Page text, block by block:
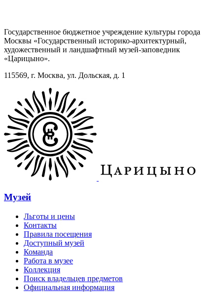
Государственное бюджетное учреждение культуры города
Москвы «Государственный историко-архитектурный,
художественный и ландшафтный музей-заповедник
«Царицыно».
115569, г. Москва, ул. Дольская, д. 1
Музей
Льготы и цены
Контакты
Правила посещения
Доступный музей
Команда
Работа в музее
Коллекция
Поиск владельцев предметов
Официальная информация